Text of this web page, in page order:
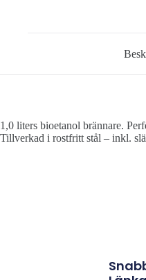
1,0 liters bioetanol brännare.
Tillverkad i rostfritt stål – inkl.